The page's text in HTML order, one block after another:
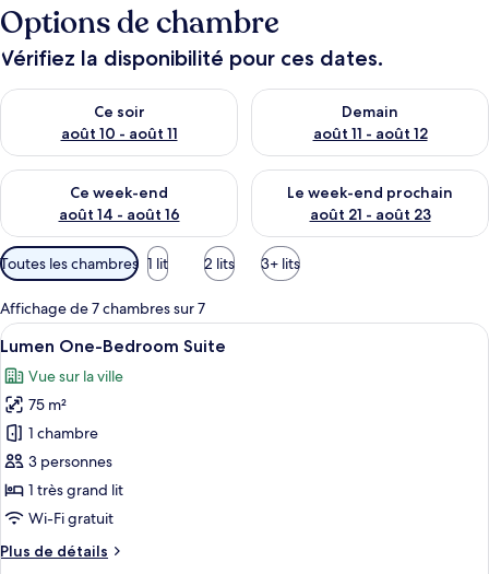
Options de chambre
Vérifiez la disponibilité pour ces dates.
Ce soir
août 10 - août 11
Vérifier la disponibilité pour ce soir août 10 - août 11
Demain
août 11 - août 12
Vérifier la disponibilité pour
Ce week-end
août 14 - août 16
Vérifier la disponibilité pour ce week-end août 14 - août 16
Le week-end prochain
août 21 - août 23
Vérifier la disponibilité pour
Filtres
disponibles
pour
les
chambres
Toutes les chambres 1 lit 2 lits 3+ lits
Affichage de 7 chambres sur 7
Afficher
toutes
les
photos
pour
ce
type
de
chambre :
Lumen
Une chambre d’hôtel avec un grand
6
Lumen One-Bedroom Suite
Vue sur la ville
75 m²
1 chambre
3 personnes
1 très grand lit
Wi-Fi gratuit
Plus de détails
Plus